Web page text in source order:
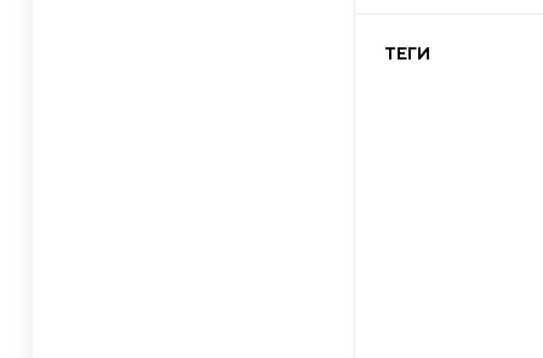
ТЕГИ